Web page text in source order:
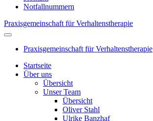
Notfallnummern
Praxisgemeinschaft für Verhaltenstherapie
Praxisgemeinschaft für Verhaltenstherapie
Startseite
Über uns
Übersicht
Unser Team
Übersicht
Oliver Stahl
Ulrike Banzhaf